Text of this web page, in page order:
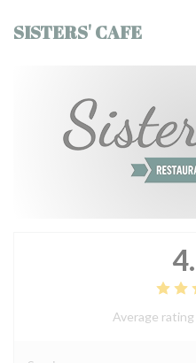
SISTERS' CAFE
Average